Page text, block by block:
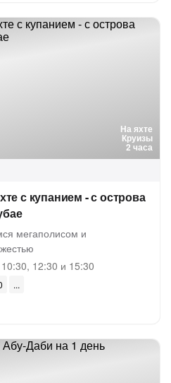
На яхте
Круизы
2 часа
с купанием - с острова
мегаполисом и
12:30 и 15:30